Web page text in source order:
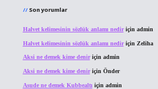
Son yorumlar
Halvet kelimesinin sözlük anlamı nediriçin admin
Halvet kelimesinin sözlük anlamı nediriçin Zeliha
Aksi ne demek kime deniriçin admin
Aksi ne demek kime deniriçin Önder
Asude ne demek Kubbealtı için admin